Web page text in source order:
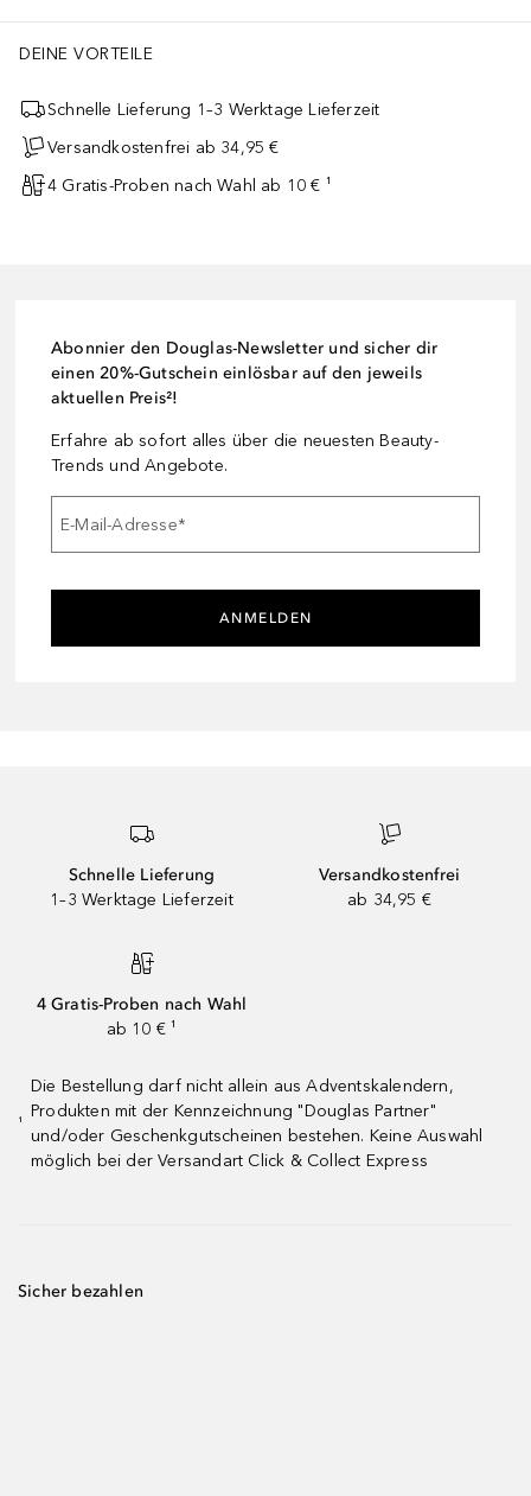
DEINE VORTEILE
Schnelle Lieferung 1–3 Werktage Lieferzeit
Versandkostenfrei ab 34,95 €
4 Gratis-Proben nach Wahl ab 10 € ¹
Abonnier den Douglas-Newsletter und sicher dir
einen 20%-Gutschein einlösbar auf den jeweils
aktuellen Preis²!
Erfahre ab sofort alles über die neuesten Beauty-
Trends und Angebote.
E-Mail-Adresse*
ANMELDEN
Schnelle Lieferung
1–3 Werktage Lieferzeit
Versandkostenfrei
ab 34,95 €
4 Gratis-Proben nach Wahl
ab 10 € ¹
¹
Die Bestellung darf nicht allein aus Adventskalendern,
Produkten mit der Kennzeichnung "Douglas Partner"
und/oder Geschenkgutscheinen bestehen. Keine Auswahl
möglich bei der Versandart Click & Collect Express
Sicher bezahlen